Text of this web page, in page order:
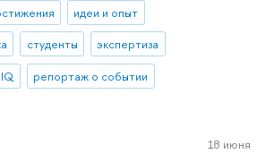
идеи и опыт
студенты
экспертиза
IQ
репортаж о событии
18 июня